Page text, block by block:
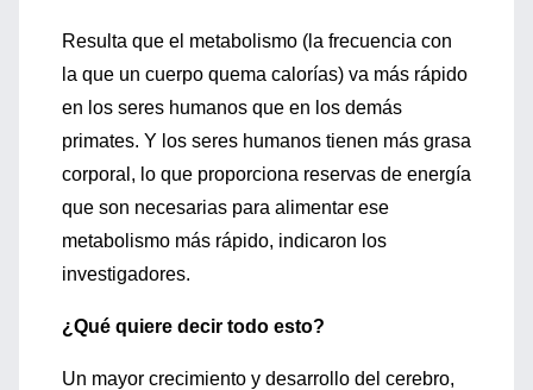
Resulta que el metabolismo (la frecuencia con
la que un cuerpo quema calorías) va más rápido
en los seres humanos que en los demás
primates. Y los seres humanos tienen más grasa
corporal, lo que proporciona reservas de energía
que son necesarias para alimentar ese
metabolismo más rápido, indicaron los
investigadores.
¿Qué quiere decir todo esto?
Un mayor crecimiento y desarrollo del cerebro,